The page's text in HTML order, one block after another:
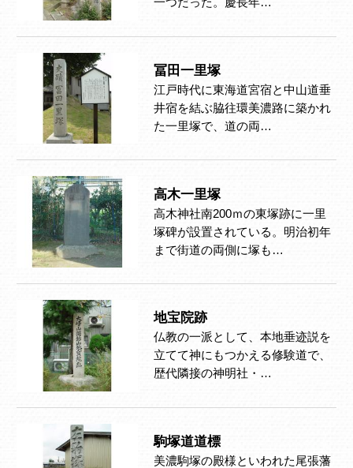
冨田一里塚
江戸時代に東海道宮宿と中山道垂
井宿を結ぶ脇往環美濃路に築かれ
た一里塚で、道の両…
高木一里塚
高木神社南200ｍの東塚跡に一里
塚碑が設置されている。明治初年
まで街道の両側に塚も…
地宝院跡
仏教の一派として、本地垂迹説を
立てて神にもつかえる修験道で、
歴代隣接の神明社・…
駒塚道道標
美濃駒塚の殿様といわれた尾張藩